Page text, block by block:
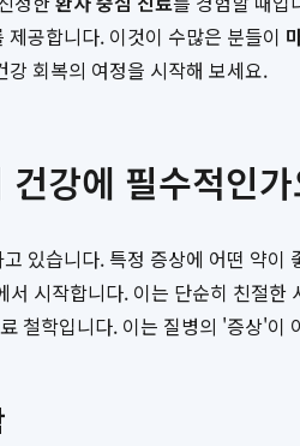
공합니다. 이것이 수많은 분들이
강 회복의 여정을 시작해 보세요.
강에 필수적인
있습니다. 특정 증상에 어떤 약
시작합니다. 이는 단순히 친절
철학입니다. 이는 질병의 '증상'